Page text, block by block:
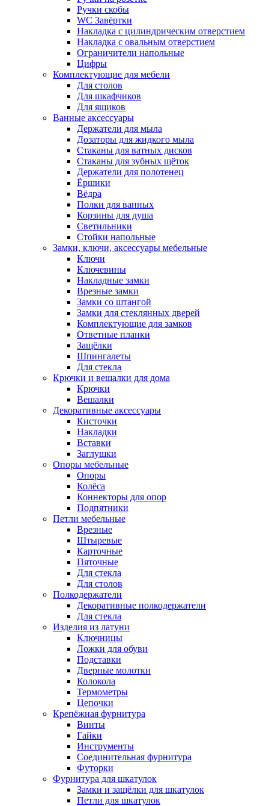
Ручки скобы
WC Завёртки
Накладка с цилиндрическим отверстием
Накладка с овальным отверстием
Ограничители напольные
Цифры
Комплектующие для мебели
Для столов
Для шкафчиков
Для ящиков
Ванные аксессуары
Держатели для мыла
Дозаторы для жидкого мыла
Стаканы для ватных дисков
Стаканы для зубных щёток
Держатели для полотенец
Ёршики
Вёдра
Полки для ванных
Корзины для душа
Светильники
Стойки напольные
Замки, ключи, аксессуары мебельные
Ключи
Ключевины
Накладные замки
Врезные замки
Замки со штангой
Замки для стеклянных дверей
Комплектующие для замков
Ответные планки
Защёлки
Шпингалеты
Для стекла
Крючки и вешалки для дома
Крючки
Вешалки
Декоративные аксессуары
Кисточки
Накладки
Вставки
Заглушки
Опоры мебельные
Опоры
Колёса
Коннекторы для опор
Подпятники
Петли мебельные
Врезные
Штыревые
Карточные
Пяточные
Для стекла
Для столов
Полкодержатели
Декоративные полкодержатели
Для стекла
Изделия из латуни
Ключницы
Ложки для обуви
Подставки
Дверные молотки
Колокола
Термометры
Цепочки
Крепёжная фурнитура
Винты
Гайки
Инструменты
Соединительная фурнитура
Футорки
Фурнитура для шкатулок
Замки и защёлки для шкатулок
Петли для шкатулок